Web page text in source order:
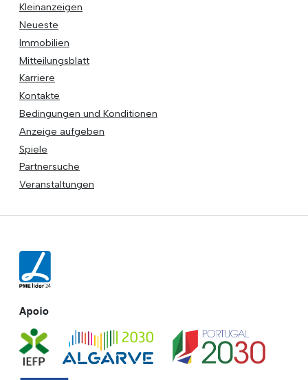
Kleinanzeigen
Neueste
Immobilien
Mitteilungsblatt
Karriere
Kontakte
Bedingungen und Konditionen
Anzeige aufgeben
Spiele
Partnersuche
Veranstaltungen
Apoio